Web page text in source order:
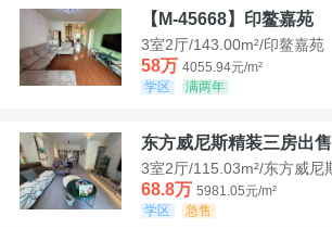
【M-45668】印鳌嘉苑
3室2厅/143.00m²/印鳌嘉苑
58万 4055.94元/m²
学区
满两年
东方威尼斯精装三房出售
3室2厅/115.03m²/东方威尼
68.8万 5981.05元/m²
学区
急售